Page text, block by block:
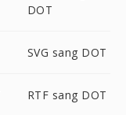
DOT
SVG sang DOT
RTF sang DOT